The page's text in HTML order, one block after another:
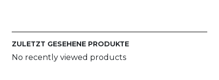
ZULETZT GESEHENE PRODUKTE
No recently viewed products